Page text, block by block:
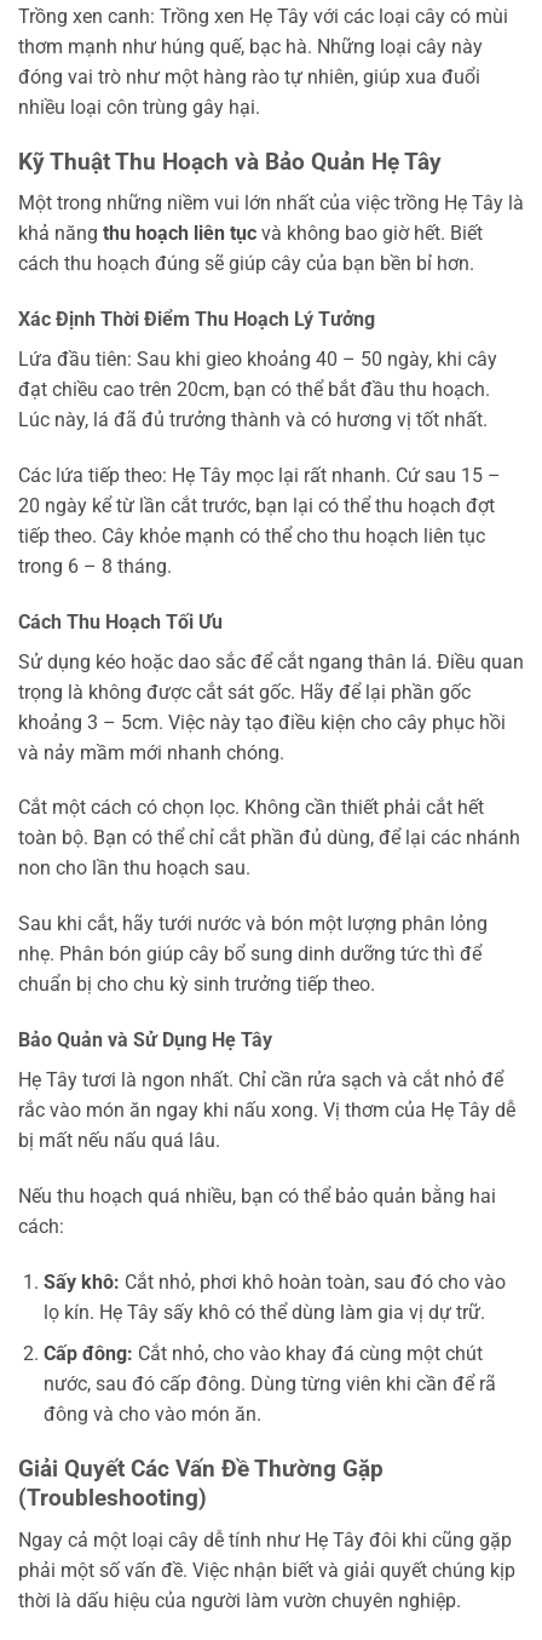
Trồng xen canh: Trồng xen Hẹ Tây với các loại cây có mùi
thơm mạnh như húng quế, bạc hà. Những loại cây này
đóng vai trò như một hàng rào tự nhiên, giúp xua đuổi
nhiều loại côn trùng gây hại.
Kỹ Thuật Thu Hoạch và Bảo Quản Hẹ Tây
Một trong những niềm vui lớn nhất của việc trồng Hẹ Tây là
khả năng thu hoạch liên tục và không bao giờ hết. Biết
cách thu hoạch đúng sẽ giúp cây của bạn bền bỉ hơn.
Xác Định Thời Điểm Thu Hoạch Lý Tưởng
Lứa đầu tiên: Sau khi gieo khoảng 40 – 50 ngày, khi cây
đạt chiều cao trên 20cm, bạn có thể bắt đầu thu hoạch.
Lúc này, lá đã đủ trưởng thành và có hương vị tốt nhất.
Các lứa tiếp theo: Hẹ Tây mọc lại rất nhanh. Cứ sau 15 –
20 ngày kể từ lần cắt trước, bạn lại có thể thu hoạch đợt
tiếp theo. Cây khỏe mạnh có thể cho thu hoạch liên tục
trong 6 – 8 tháng.
Cách Thu Hoạch Tối Ưu
Sử dụng kéo hoặc dao sắc để cắt ngang thân lá. Điều quan
trọng là không được cắt sát gốc. Hãy để lại phần gốc
khoảng 3 – 5cm. Việc này tạo điều kiện cho cây phục hồi
và nảy mầm mới nhanh chóng.
Cắt một cách có chọn lọc. Không cần thiết phải cắt hết
toàn bộ. Bạn có thể chỉ cắt phần đủ dùng, để lại các nhánh
non cho lần thu hoạch sau.
Sau khi cắt, hãy tưới nước và bón một lượng phân lỏng
nhẹ. Phân bón giúp cây bổ sung dinh dưỡng tức thì để
chuẩn bị cho chu kỳ sinh trưởng tiếp theo.
Bảo Quản và Sử Dụng Hẹ Tây
Hẹ Tây tươi là ngon nhất. Chỉ cần rửa sạch và cắt nhỏ để
rắc vào món ăn ngay khi nấu xong. Vị thơm của Hẹ Tây dễ
bị mất nếu nấu quá lâu.
Nếu thu hoạch quá nhiều, bạn có thể bảo quản bằng hai
cách:
Sấy khô: Cắt nhỏ, phơi khô hoàn toàn, sau đó cho vào
lọ kín. Hẹ Tây sấy khô có thể dùng làm gia vị dự trữ.
Cấp đông: Cắt nhỏ, cho vào khay đá cùng một chút
nước, sau đó cấp đông. Dùng từng viên khi cần để rã
đông và cho vào món ăn.
Giải Quyết Các Vấn Đề Thường Gặp
(Troubleshooting)
Ngay cả một loại cây dễ tính như Hẹ Tây đôi khi cũng gặp
phải một số vấn đề. Việc nhận biết và giải quyết chúng kịp
thời là dấu hiệu của người làm vườn chuyên nghiệp.